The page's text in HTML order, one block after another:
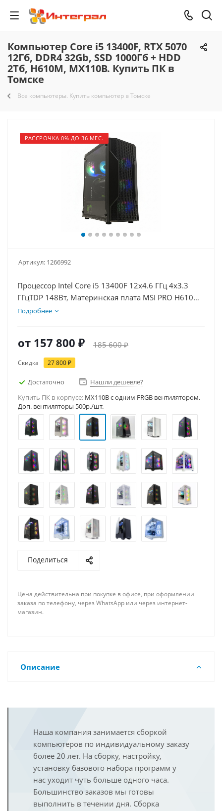
Компьютер Core i5 13400F, RTX 5070
12Гб, DDR4 32Gb, SSD 1000Гб + HDD
2Тб, H610M, MX110B. Купить ПК в
Томске
Все компьютеры. Купить компьютер в Томске
РАССРОЧКА 0% ДО 36 МЕС.
Артикул: 1266992
Процессор Intel Core i5 13400F 12x4.6 ГГц 4x3.3
ГГцTDP 148Вт, Материнская плата MSI PRO H610M-
E, Видеокарта RTX 5070 12Гб, Память DDR4 32Gb,
Подробнее
от 157 800 ₽ 185 600 ₽
Скидка 27 800 ₽
Достаточно
Нашли дешевле?
Купить ПК в корпусе: MX110B c одним FRGB вентилятором.
Доп. вентиляторы 500р./шт.
Поделиться
Цена действительна при покупке в офисе, при оформлении
заказа по телефону, через WhatsApp или через интернет-
магазин.
Описание
Наша компания занимается сборкой
компьютеров по индивидуальному заказу
более 20 лет. На сборку, настройку,
установку базового набора программ у
нас уходит чуть больше одного часа.
Большинство заказов мы готовы
выполнить в течении дня. Сборка